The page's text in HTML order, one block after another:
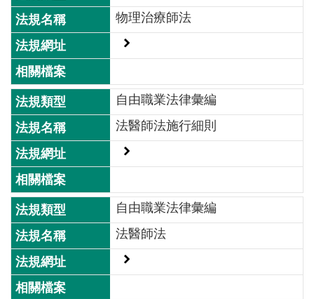
政
策
訊
息
快
遞
主
題
服
務
互
動
交
流
物理治療師法
自由職業法律彙編
法醫師法施行細則
自由職業法律彙編
法醫師法